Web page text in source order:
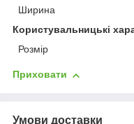
Ширина
Користувальницькі
Розмір
Приховати
Умови доставки